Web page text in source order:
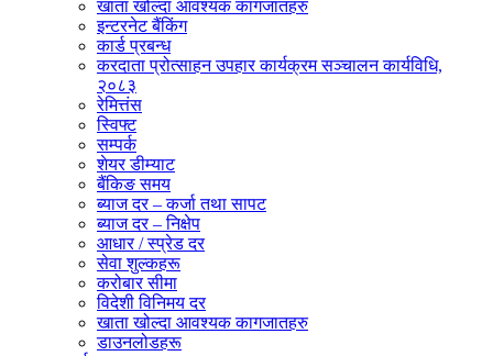
खाता खोल्दा आवश्यक कागजातहरु
इन्टरनेट बैंकिंग
कार्ड प्रबन्ध
करदाता प्रोत्साहन उपहार कार्यक्रम सञ्चालन कार्यविधि,
२०८३
रेमित्तंस
स्विफ्ट
सम्पर्क
शेयर डीम्याट
बैंकिङ समय
ब्याज दर – कर्जा तथा सापट
ब्याज दर – निक्षेप
आधार / स्प्रेड दर
सेवा शुल्कहरू
करोबार सीमा
विदेशी विनिमय दर
खाता खोल्दा आवश्यक कागजातहरु
डाउनलोडहरू